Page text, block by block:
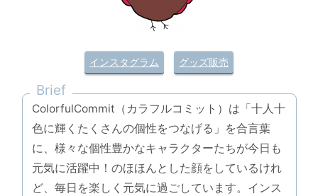
インスタグラム グッズ販売
Brief
ColorfulCommit（カラフルコミット）は「十人十
色に輝くたくさんの個性をつなげる」を合言葉
に、様々な個性豊かなキャラクターたちが今日も
元気に活躍中！のほほんとした顔をしているけれ
ど、毎日を楽しく元気に過ごしています。インス